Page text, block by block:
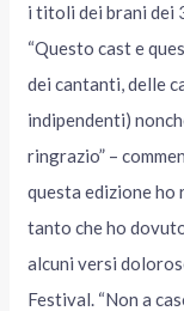
i titoli dei brani dei
“Questo cast e
dei cantanti, delle
indipendenti)
ringrazio” –
questa edizione
tanto che ho
alcuni versi
Festival. “Non a